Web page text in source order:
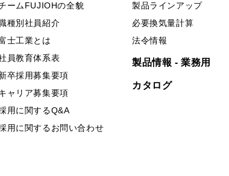
ームFUJIOHの全貌
種別社員紹介
士工業とは
員教育体系表
卒採用募集要項
ャリア募集要項
用に関するQ&A
用に関するお問い合わせ
製品ラインアップ
必要換気量計算
法令情報
製品情報 - 業務用
カタログ